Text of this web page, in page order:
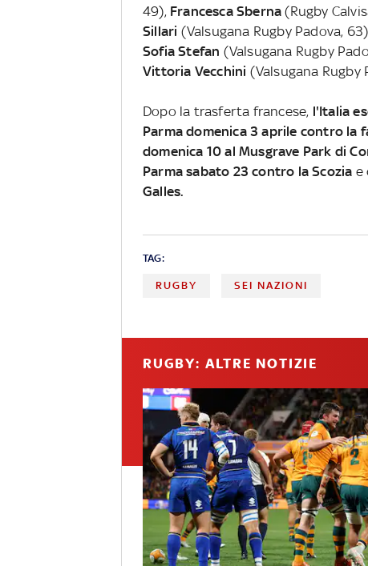
49), Francesca Sberna (Rugby
Sillari (Valsugana Rugby Padova,
Sofia Stefan (Valsugana Rugby
Vittoria Vecchini (Valsugana Rugby
Dopo la trasferta francese, l'Italia
Parma domenica 3 aprile contro
domenica 10 al Musgrave Park di
Parma sabato 23 contro la Scozia e
Galles.
TAG:
RUGBY SEI NAZIONI
RUGBY: ALTRE NOTIZIE